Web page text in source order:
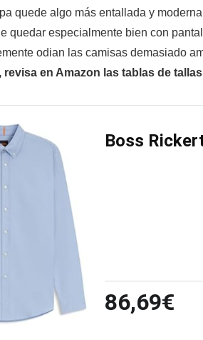
quede algo más entallada y
quedar especialmente bien con
odian las camisas demasiado
revisa en Amazon las tablas de
Boss
86,69€